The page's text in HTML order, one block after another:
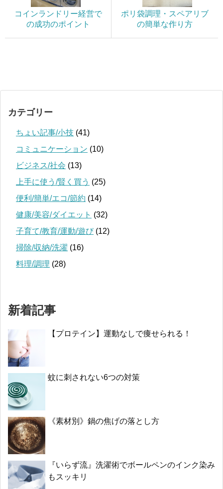
コインランドリー経営で
の成功のポイント
ポリ袋調理・スペアリブ
の簡単な作り方
カテゴリー
ちょい記事/小技 (41)
コミュニケーション (10)
ビジネス/社会 (13)
上手に使う/賢く買う (25)
便利/簡単/エコ/節約 (14)
健康/美容/ダイエット (32)
子育て/教育/運動/遊び(12)
掃除/収納/洗濯 (16)
料理/調理 (28)
新着記事
【プロテイン】運動なしで痩せられる！
蚊に刺されない6つの対策
《素材別》鍋の焦げの落とし方
『いらず流』洗濯術でボールペンのインク染み
もスッキリ